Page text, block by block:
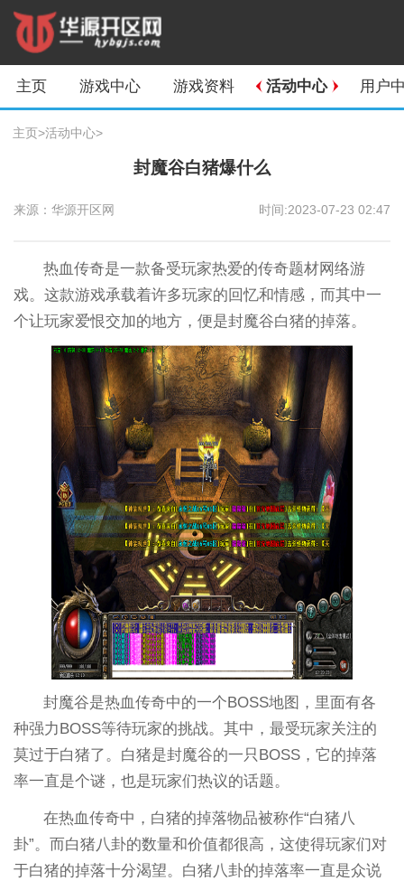
主页 游戏中心 游戏资料 活动中心 用户
主页>活动中心>
封魔谷白猪爆什么
来源：华源开区网 时间:2023-07-23 02:47
热血传奇是一款备受玩家热爱的传奇题材网络游
戏。这款游戏承载着许多玩家的回忆和情感，而其中一
个让玩家爱恨交加的地方，便是封魔谷白猪的掉落。
封魔谷是热血传奇中的一个BOSS地图，里面有各
种强力BOSS等待玩家的挑战。其中，最受玩家关注的
莫过于白猪了。白猪是封魔谷的一只BOSS，它的掉落
率一直是个谜，也是玩家们热议的话题。
在热血传奇中，白猪的掉落物品被称作“白猪八
卦”。而白猪八卦的数量和价值都很高，这使得玩家们对
于白猪的掉落十分渴望。白猪八卦的掉落率一直是众说